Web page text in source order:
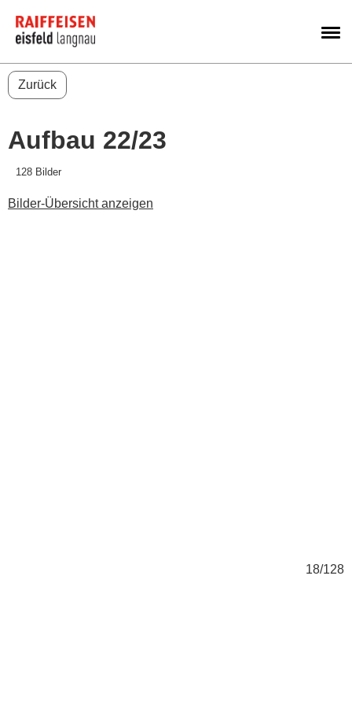
Zurück
Aufbau 22/23
128 Bilder
Bilder-Übersicht anzeigen
18/128